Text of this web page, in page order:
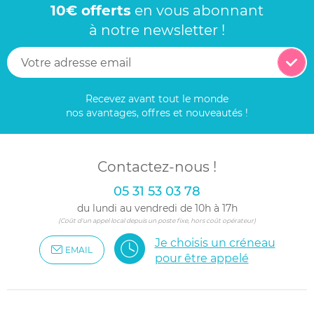
10€ offerts en vous abonnant
à notre newsletter !
Recevez avant tout le monde
nos avantages, offres et nouveautés !
Contactez-nous !
05 31 53 03 78
du lundi au vendredi de 10h à 17h
(Coût d'un appel local depuis un poste fixe, hors coût opérateur)
EMAIL
Je choisis un créneau
pour être appelé